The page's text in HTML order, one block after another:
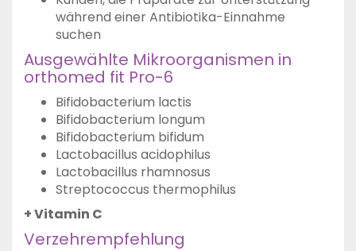
während einer Antibiotika-Einnahme
suchen
Ausgewählte Mikroorganismen in
orthomed fit Pro-6
Bifidobacterium lactis
Bifidobacterium longum
Bifidobacterium bifidum
Lactobacillus acidophilus
Lactobacillus rhamnosus
Streptococcus thermophilus
+ Vitamin C
Verzehrempfehlung